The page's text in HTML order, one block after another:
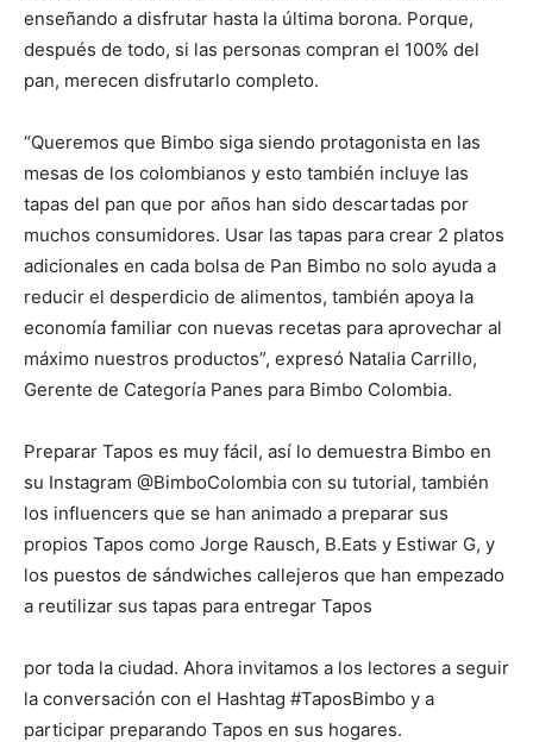
enseñando a disfrutar hasta la última borona. Porque,
después de todo, si las personas compran el 100% del
pan, merecen disfrutarlo completo.
“Queremos que Bimbo siga siendo protagonista en las
mesas de los colombianos y esto también incluye las
tapas del pan que por años han sido descartadas por
muchos consumidores. Usar las tapas para crear 2 platos
adicionales en cada bolsa de Pan Bimbo no solo ayuda a
reducir el desperdicio de alimentos, también apoya la
economía familiar con nuevas recetas para aprovechar al
máximo nuestros productos”, expresó Natalia Carrillo,
Gerente de Categoría Panes para Bimbo Colombia.
Preparar Tapos es muy fácil, así lo demuestra Bimbo en
su Instagram @BimboColombia con su tutorial, también
los influencers que se han animado a preparar sus
propios Tapos como Jorge Rausch, B.Eats y Estiwar G, y
los puestos de sándwiches callejeros que han empezado
a reutilizar sus tapas para entregar Tapos
por toda la ciudad. Ahora invitamos a los lectores a seguir
la conversación con el Hashtag #TaposBimbo y a
participar preparando Tapos en sus hogares.